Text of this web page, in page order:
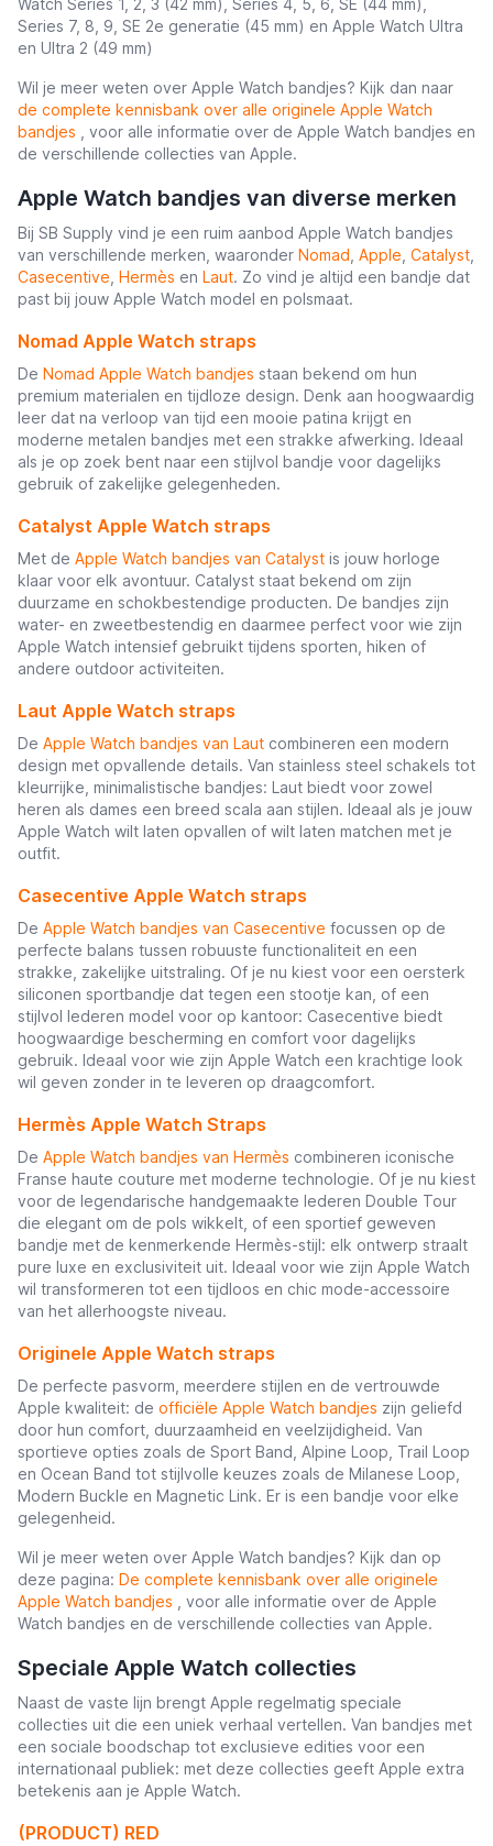
Series 7, 8, 9, SE 2e generatie (45 mm) en Apple Watch Ultra
en Ultra 2 (49 mm)
Wil je meer weten over Apple Watch bandjes? Kijk dan naar
de complete kennisbank over alle originele Apple Watch
bandjes
, voor alle informatie over de Apple Watch bandjes en
de verschillende collecties van Apple.
Apple Watch bandjes van diverse merken
Bij SB Supply vind je een ruim aanbod Apple Watch bandjes
van verschillende merken, waaronder Nomad Apple Catalyst
Casecentive Hermès en Laut. Zo vind je altijd een bandje dat
past bij jouw Apple Watch model en polsmaat.
Nomad Apple Watch straps
De Nomad Apple Watch bandjes staan bekend om hun
premium materialen en tijdloze design. Denk aan hoogwaardig
leer dat na verloop van tijd een mooie patina krijgt en
moderne metalen bandjes met een strakke afwerking. Ideaal
als je op zoek bent naar een stijlvol bandje voor dagelijks
gebruik of zakelijke gelegenheden.
Catalyst Apple Watch straps
Met de Apple Watch bandjes van Catalyst is jouw horloge
klaar voor elk avontuur. Catalyst staat bekend om zijn
duurzame en schokbestendige producten. De bandjes zijn
water- en zweetbestendig en daarmee perfect voor wie zijn
Apple Watch intensief gebruikt tijdens sporten, hiken of
andere outdoor activiteiten.
Laut Apple Watch straps
De Apple Watch bandjes van Laut combineren een modern
design met opvallende details. Van stainless steel schakels tot
kleurrijke, minimalistische bandjes: Laut biedt voor zowel
heren als dames een breed scala aan stijlen. Ideaal als je jouw
Apple Watch wilt laten opvallen of wilt laten matchen met je
outfit.
Casecentive Apple Watch straps
De Apple Watch bandjes van Casecentive focussen op de
perfecte balans tussen robuuste functionaliteit en een
strakke, zakelijke uitstraling. Of je nu kiest voor een oersterk
siliconen sportbandje dat tegen een stootje kan, of een
stijlvol lederen model voor op kantoor: Casecentive biedt
hoogwaardige bescherming en comfort voor dagelijks
gebruik. Ideaal voor wie zijn Apple Watch een krachtige look
wil geven zonder in te leveren op draagcomfort.
Hermès Apple Watch Straps
De Apple Watch bandjes van Hermès combineren iconische
Franse haute couture met moderne technologie. Of je nu kiest
voor de legendarische handgemaakte lederen Double Tour
die elegant om de pols wikkelt, of een sportief geweven
bandje met de kenmerkende Hermès-stijl: elk ontwerp straalt
pure luxe en exclusiviteit uit. Ideaal voor wie zijn Apple Watch
wil transformeren tot een tijdloos en chic mode-accessoire
van het allerhoogste niveau.
Originele Apple Watch straps
De perfecte pasvorm, meerdere stijlen en de vertrouwde
Apple kwaliteit: de officiële Apple Watch bandjes zijn geliefd
door hun comfort, duurzaamheid en veelzijdigheid. Van
sportieve opties zoals de Sport Band, Alpine Loop, Trail Loop
en Ocean Band tot stijlvolle keuzes zoals de Milanese Loop,
Modern Buckle en Magnetic Link. Er is een bandje voor elke
gelegenheid.
Wil je meer weten over Apple Watch bandjes? Kijk dan op
deze pagina: De complete kennisbank over alle originele
Apple Watch bandjes
, voor alle informatie over de Apple
Watch bandjes en de verschillende collecties van Apple.
Speciale Apple Watch collecties
Naast de vaste lijn brengt Apple regelmatig speciale
collecties uit die een uniek verhaal vertellen. Van bandjes met
een sociale boodschap tot exclusieve edities voor een
internationaal publiek: met deze collecties geeft Apple extra
betekenis aan je Apple Watch.
(PRODUCT) RED